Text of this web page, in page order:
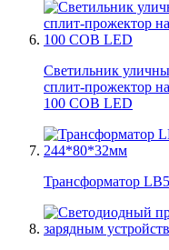
Светильник
сплит-прожектор
100 COB LED
Трансформатор